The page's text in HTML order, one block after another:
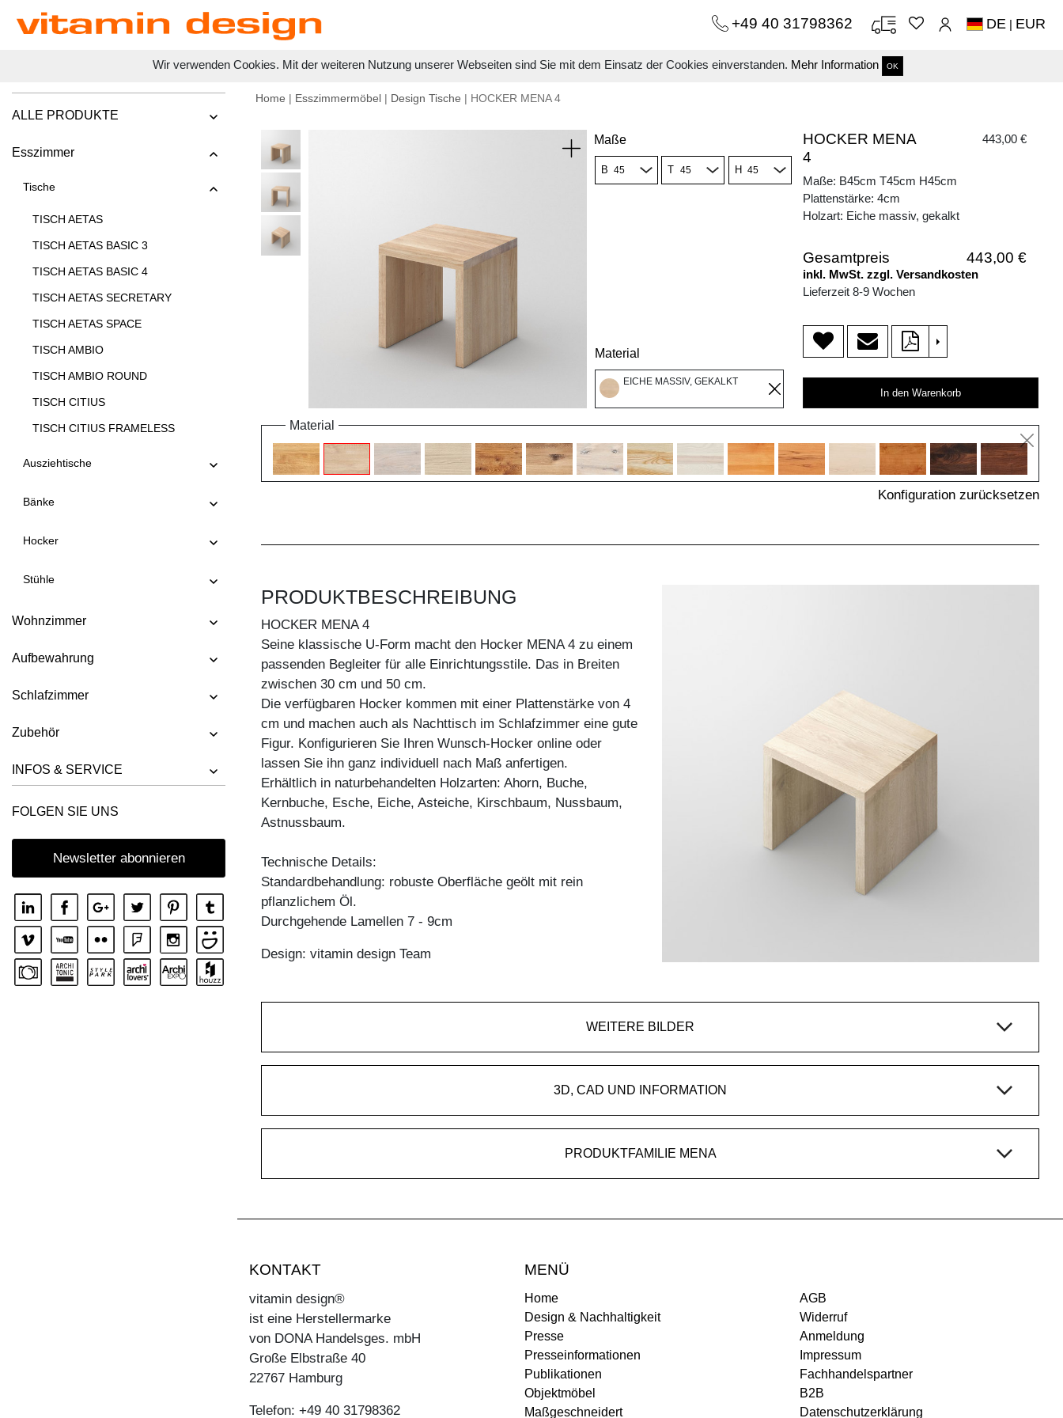
Wir verwenden Cookies. Mit der weiteren Nutzung unserer Webseiten sind Sie mit dem Einsatz der Cookies einverstanden. Mehr Information OK
+49 40 31798362 DE | EUR
ALLE PRODUKTE
Esszimmer
Tische
TISCH AETAS
TISCH AETAS BASIC 3
TISCH AETAS BASIC 4
TISCH AETAS SECRETARY
TISCH AETAS SPACE
TISCH AMBIO
TISCH AMBIO ROUND
TISCH CITIUS
TISCH CITIUS FRAMELESS
TISCH CONVERTO
TISCH CUBUS 3 B10X10
TISCH DUCK
TISCH DUCK OVAL
TISCH FORTE 3 B7X7
TISCH FORTE 4 B9X9
TISCH GRATUS BUTTERFLY
TISCH IUSTUS
TISCH LARGUS
TISCH LARGUS OVAL
Ausziehtische
Bänke
Hocker
Stühle
Wohnzimmer
Aufbewahrung
Schlafzimmer
Zubehör
INFOS & SERVICE
FOLGEN SIE UNS
Newsletter abonnieren
Home | Esszimmermöbel | Design Tische | HOCKER MENA 4
Maße
B T H
Material
EICHE MASSIV, GEKALKT
HOCKER MENA
4
443,00 €
Maße: B45cm T45cm H45cm
Plattenstärke: 4cm
Holzart: Eiche massiv, gekalkt
Gesamtpreis 443,00 €
inkl. MwSt. zzgl. Versandkosten
Lieferzeit 8-9 Wochen
>
In den Warenkorb
Material
Konfiguration zurücksetzen
PRODUKTBESCHREIBUNG
HOCKER MENA 4
Seine klassische U-Form macht den Hocker MENA 4 zu einem
passenden Begleiter für alle Einrichtungsstile. Das in Breiten
zwischen 30 cm und 50 cm.
Die verfügbaren Hocker kommen mit einer Plattenstärke von 4
cm und machen auch als Nachttisch im Schlafzimmer eine gute
Figur. Konfigurieren Sie Ihren Wunsch-Hocker online oder
lassen Sie ihn ganz individuell nach Maß anfertigen.
Erhältlich in naturbehandelten Holzarten: Ahorn, Buche,
Kernbuche, Esche, Eiche, Asteiche, Kirschbaum, Nussbaum,
Astnussbaum.
Technische Details:
Standardbehandlung: robuste Oberfläche geölt mit rein
pflanzlichem Öl.
Durchgehende Lamellen 7 - 9cm
Design: vitamin design Team
WEITERE BILDER
3D, CAD UND INFORMATION
PRODUKTFAMILIE MENA
KONTAKT
vitamin design®
ist eine Herstellermarke
von DONA Handelsges. mbH
Große Elbstraße 40
22767 Hamburg
Telefon: +49 40 31798362
MENÜ
Home
Design & Nachhaltigkeit
Presse
Presseinformationen
Publikationen
Objektmöbel
Maßgeschneidert
AGB
Widerruf
Anmeldung
Impressum
Fachhandelspartner
B2B
Datenschutzerklärung